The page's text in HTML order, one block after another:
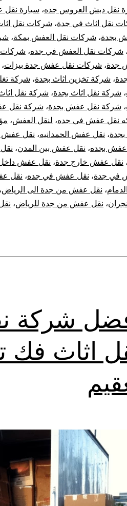
نقل دبش العروس جده، سيارة
نقل اثاث في جدة، شركات نقل
بجدة، شركات نقل العفش بمكة،
، شركات نقل العفش في جده، شركات
جدة، شركات نقل عفش جدة بيزات،
، شركة تخزين اثاث بجدة، شركة
، شركة نقل اثاث بجدة، شركة نقل
، شركة نقل عفش بجدة، شركة نقل
نقل عفش في جده، لنقل العفش،
بجدة، نقل عفش الحمدانيه، نقل عفش
عفش بجده، نقل عفش بين المدن،
، نقل عفش خارج جدة، نقل عفش
في جدة، نقل عفش في جده، نقل
، نقل عفش من جدة الى الرياض،
، نقل عفش من جدة للرياض،
شركة
اثاث فك